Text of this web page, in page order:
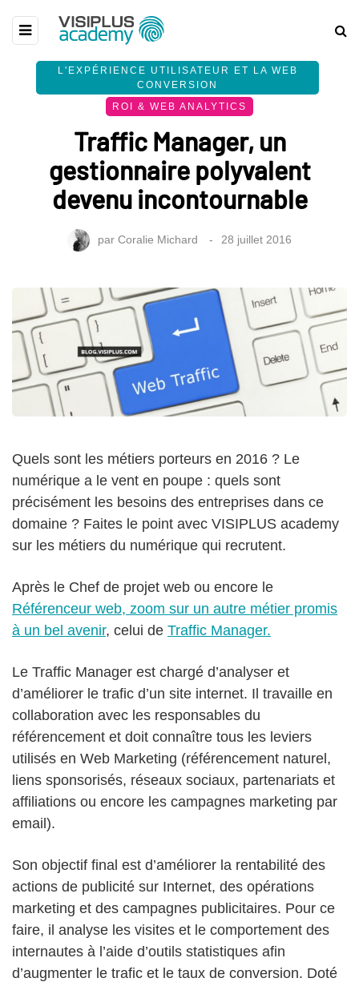
L'EXPÉRIENCE UTILISATEUR ET LA WEB
CONVERSION
ROI & WEB ANALYTICS
Traffic Manager, un
gestionnaire polyvalent
devenu incontournable
par Coralie Michard 28 juillet 2016
Quels sont les métiers porteurs en 2016 ? Le
numérique a le vent en poupe : quels sont
précisément les besoins des entreprises dans ce
domaine ? Faites le point avec VISIPLUS academy
sur les métiers du numérique qui recrutent.
Après le Chef de projet web ou encore le
Référenceur web, zoom sur un autre métier promis
à un bel avenir, celui de Traffic Manager.
Le Traffic Manager est chargé d’analyser et
d’améliorer le trafic d’un site internet. Il travaille en
collaboration avec les responsables du
référencement et doit connaître tous les leviers
utilisés en Web Marketing (référencement naturel,
liens sponsorisés, réseaux sociaux, partenariats et
affiliations ou encore les campagnes marketing par
email).
Son objectif final est d’améliorer la rentabilité des
actions de publicité sur Internet, des opérations
marketing et des campagnes publicitaires. Pour ce
faire, il analyse les visites et le comportement des
internautes à l’aide d’outils statistiques afin
d’augmenter le trafic et le taux de conversion. Doté